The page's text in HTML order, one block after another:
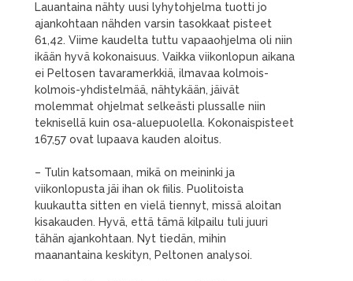
Lauantaina nähty uusi lyhytohjelma tuotti jo
ajankohtaan nähden varsin tasokkaat pisteet
61,42. Viime kaudelta tuttu vapaaohjelma oli niin
ikään hyvä kokonaisuus. Vaikka viikonlopun aikana
ei Peltosen tavaramerkkiä, ilmavaa kolmois-
kolmois-yhdistelmää, nähtykään, jäivät
molemmat ohjelmat selkeästi plussalle niin
teknisellä kuin osa-aluepuolella. Kokonaispisteet
167,57 ovat lupaava kauden aloitus.
– Tulin katsomaan, mikä on meininki ja
viikonlopusta jäi ihan ok fiilis. Puolitoista
kuukautta sitten en vielä tiennyt, missä aloitan
kisakauden. Hyvä, että tämä kilpailu tuli juuri
tähän ajankohtaan. Nyt tiedän, mihin
maanantaina keskityn, Peltonen analysoi.